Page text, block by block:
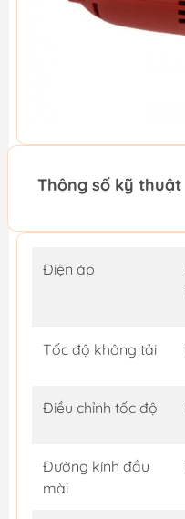
Thông số kỹ thuật
Điện áp
Tốc độ không tải
Điều chỉnh tốc độ
Đường kính đầu
mài